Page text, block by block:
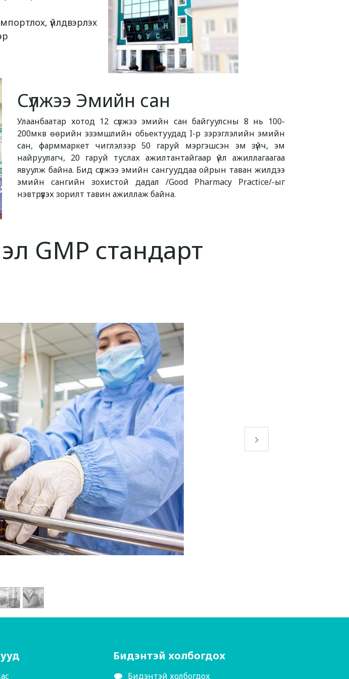
үйлдвэрлэх
Сүлжээ Эмийн сан
Улаанбаатар хотод 12 сүлжээ эмийн сан байгуулсны 8 нь 100-
200мкв өөрийн эзэмшлийн обьектуудад I-р зэрэглэлийн эмийн
сан, фарммаркет чиглэлээр 50 гаруй мэргэшсэн эм зүйч, эм
найруулагч, 20 гаруй туслах ажилтантайгаар үйл ажиллагаагаа
явуулж байна. Бид сүлжээ эмийн сангууддаа ойрын таван жилдээ
эмийн сангийн зохистой дадал /Good Pharmacy Practice/-ыг
нэвтрүүлэх зорилт тавин ажиллаж байна.
GMP стандарт
Дараах
Бидэнтэй холбогдох
Бидэнтэй холбогдох